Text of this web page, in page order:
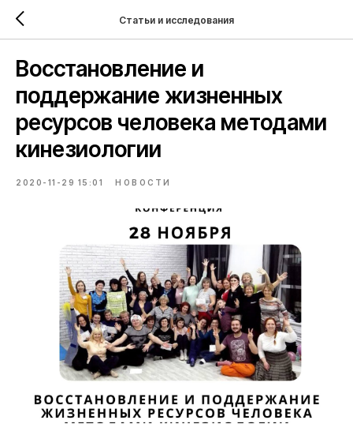
Статьи и исследования
Восстановление и
поддержание жизненных
ресурсов человека методами
кинезиологии
2020-11-29 15:01 НОВОСТИ